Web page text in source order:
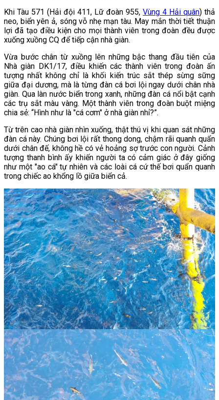
Khi Tàu 571 (Hải đội 411, Lữ đoàn 955, Vùng 4 Hải quân) thả
neo, biển yên ả, sóng vỗ nhẹ mạn tàu. May mắn thời tiết thuận
lợi đã tạo điều kiện cho mọi thành viên trong đoàn đều được
xuống xuồng CQ để tiếp cận nhà giàn.
Vừa bước chân từ xuồng lên những bậc thang đầu tiên của
Nhà giàn DK1/17, điều khiến các thành viên trong đoàn ấn
tượng nhất không chỉ là khối kiến trúc sắt thép sừng sững
giữa đại dương, mà là từng đàn cá bơi lội ngay dưới chân nhà
giàn. Qua làn nước biển trong xanh, những đàn cá nổi bật cạnh
các trụ sắt màu vàng. Một thành viên trong đoàn buột miệng
chia sẻ: “Hình như là "cá cơm" ở nhà giàn nhỉ?”.
Từ trên cao nhà giàn nhìn xuống, thật thú vị khi quan sát những
đàn cá này. Chúng bơi lội rất thong dong, chậm rãi quanh quẩn
dưới chân đế, không hề có vẻ hoảng sợ trước con người. Cảnh
tượng thanh bình ấy khiến người ta có cảm giác ở đây giống
như một "ao cá" tự nhiên và các loài cá cứ thế bơi quẩn quanh
trong chiếc ao khổng lồ giữa biển cả.